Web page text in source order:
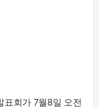
표회가 7월8일 오전